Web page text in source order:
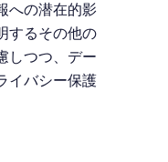
への潜在的影
するその他の
しつつ、デー
イバシー保護